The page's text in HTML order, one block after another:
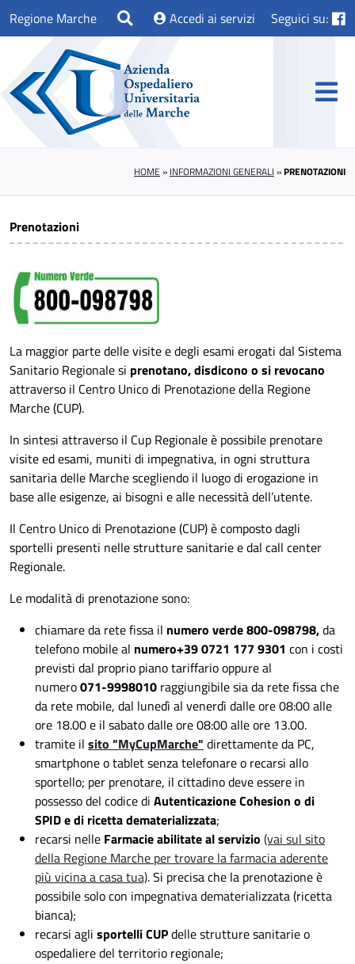
Regione Marche Accedi ai servizi Seguici su:
HOME » INFORMAZIONI GENERALI »PRENOTAZIONI
Prenotazioni
La maggior parte delle visite e degli esami erogati dal Sistema
Sanitario Regionale si prenotano, disdicono o si revocano
attraverso il Centro Unico di Prenotazione della Regione
Marche (CUP).
In sintesi attraverso il Cup Regionale è possibile prenotare
visite ed esami, muniti di impegnativa, in ogni struttura
sanitaria delle Marche scegliendo il luogo di erogazione in
base alle esigenze, ai bisogni e alle necessità dell’utente.
Il Centro Unico di Prenotazione (CUP) è composto dagli
sportelli presenti nelle strutture sanitarie e dal call center
Regionale.
Le modalità di prenotazione sono:
chiamare da rete fissa il numero verde 800-098798,da
telefono mobile al numero+39 0721 177 9301 con i costi
previsti dal proprio piano tariffario oppure al
numero071-9998010 raggiungibile sia da rete fissa che
da rete mobile, dal lunedì al venerdì dalle ore 08:00 alle
ore 18.00 e il sabato dalle ore 08:00 alle ore 13.00.
tramite il sito "MyCupMarche" direttamente da PC,
smartphone o tablet senza telefonare o recarsi allo
sportello; per prenotare, il cittadino deve essere in
possesso del codice di AutenticazioneCohesion o di
SPIDe di ricetta dematerializzata;
recarsi nelle Farmacie abilitate al servizio (vai sul sito
della Regione Marche per trovare la farmacia aderente
più vicina a casa tua). Si precisa che la prenotazione è
possibile solo con impegnativa dematerializzata (ricetta
bianca);
recarsi agli sportelli CUPdelle strutture sanitarie o
ospedaliere del territorio regionale;